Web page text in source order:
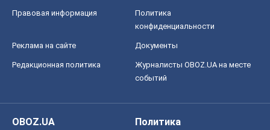
Правовая информация
Политика
конфиденциальности
Реклама на сайте Документы
Редакционная политика
Журналисты OBOZ.UA на месте
событий
OBOZ.UA
Политика